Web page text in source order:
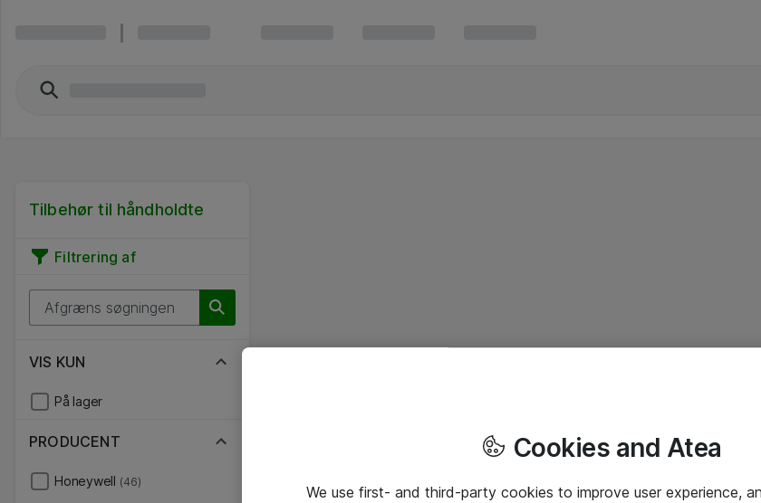
Tilbehør til håndholdte
Filtrering af
VIS KUN
På lager
PRODUCENT
Honeywell (46)
Cookies and Atea
We use first- and third-party cookies to improve user experience,